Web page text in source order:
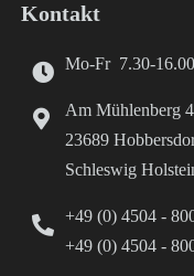
Kontakt
Mo-Fr 7.30-
Am Mühlenberg 4
23689
Schleswig
+49 (0) 4504 -
+49 (0) 4504 -